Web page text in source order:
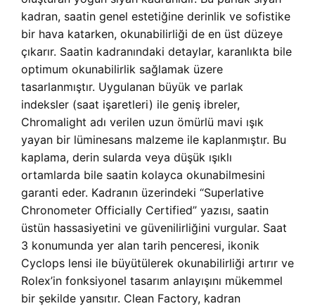
kadran, saatin genel estetiğine derinlik ve sofistike
bir hava katarken, okunabilirliği de en üst düzeye
çıkarır. Saatin kadranındaki detaylar, karanlıkta bile
optimum okunabilirlik sağlamak üzere
tasarlanmıştır. Uygulanan büyük ve parlak
indeksler (saat işaretleri) ile geniş ibreler,
Chromalight adı verilen uzun ömürlü mavi ışık
yayan bir lüminesans malzeme ile kaplanmıştır. Bu
kaplama, derin sularda veya düşük ışıklı
ortamlarda bile saatin kolayca okunabilmesini
garanti eder. Kadranın üzerindeki “Superlative
Chronometer Officially Certified” yazısı, saatin
üstün hassasiyetini ve güvenilirliğini vurgular. Saat
3 konumunda yer alan tarih penceresi, ikonik
Cyclops lensi ile büyütülerek okunabilirliği artırır ve
Rolex’in fonksiyonel tasarım anlayışını mükemmel
bir şekilde yansıtır. Clean Factory, kadran